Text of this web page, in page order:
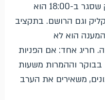
ליד שמתקשר ב-21:00 לעסק שסגר ב-18:00 הוא
וגם הרושם. בתקציב
הוא לא
חריג אחד: אם הפניות
וההמרות משעות
משאירים את הערב